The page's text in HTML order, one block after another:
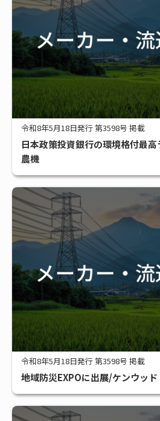
令和8年5月18日発行 第3598号 掲載
日本政策投資銀行の環境格付最
農機
令和8年5月18日発行 第3598号 掲載
地域防災EXPOに出展/ケンウッド